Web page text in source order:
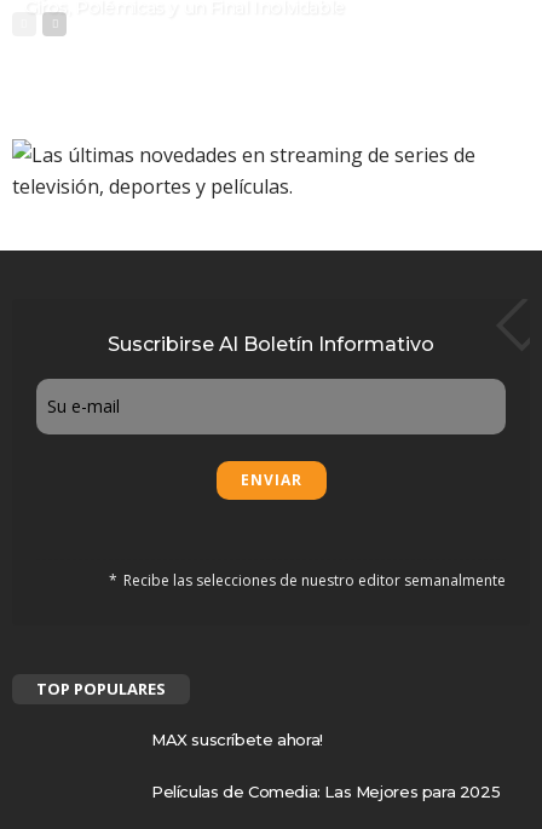
Suscribirse Al Boletín Informativo
Email
Recibe las selecciones de nuestro editor semanalmente
TOP POPULARES
MAX suscríbete ahora!
Películas de Comedia: Las Mejores para 2025